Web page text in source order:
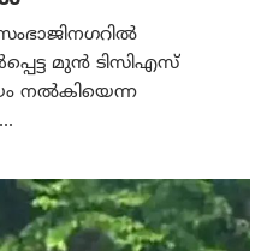
മുൻ ടിസിഎസ്
നൽകിയെന്ന